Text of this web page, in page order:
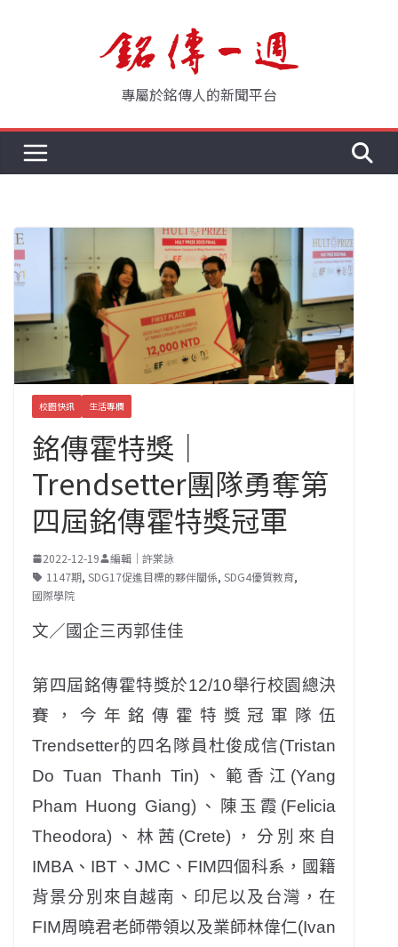
專屬於銘傳人的新聞平台
校園快訊 生活專欄
銘傳霍特獎｜
Trendsetter團隊勇奪第
四屆銘傳霍特獎冠軍
2022-12-19
編輯｜許棠詠
1147期, SDG17促進目標的夥伴關係, SDG4優質教育,
國際學院
文／國企三丙郭佳佳
第四屆銘傳霍特獎於12/10舉行校園總決
賽，今年銘傳霍特獎冠軍隊伍
Trendsetter的四名隊員杜俊成信(Tristan
Do Tuan Thanh Tin)、範香江(Yang
Pham Huong Giang)、陳玉霞(Felicia
Theodora)、林茜(Crete)，分別來自
IMBA、IBT、JMC、FIM四個科系，國籍
背景分別來自越南、印尼以及台灣，在
FIM周曉君老師帶領以及業師林偉仁(Ivan